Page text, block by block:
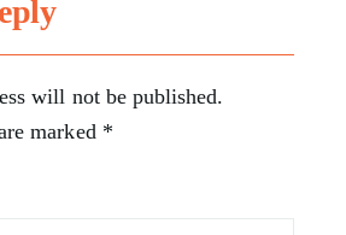
will not be published.
marked *